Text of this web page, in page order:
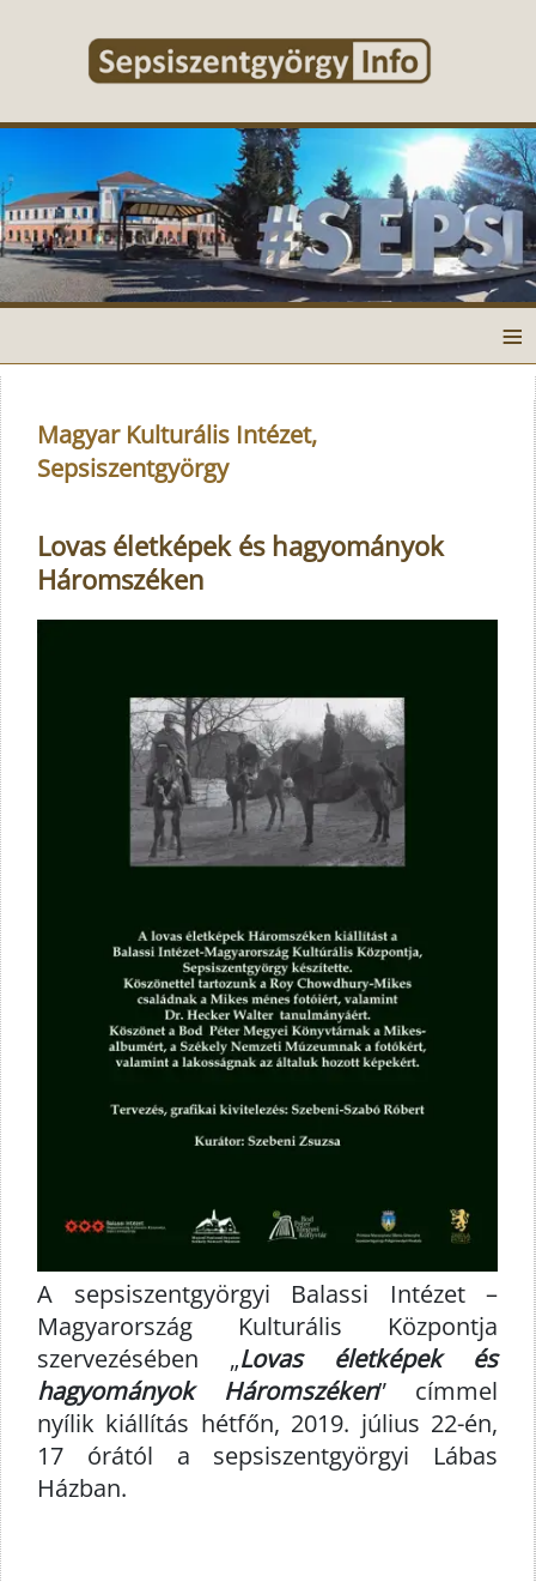
≡
Magyar Kulturális Intézet,
Sepsiszentgyörgy
Lovas életképek és hagyományok
Háromszéken
A sepsiszentgyörgyi Balassi Intézet –
Magyarország Kulturális Központja
szervezésében „Lovas életképek és
hagyományok Háromszéken” címmel
nyílik kiállítás hétfőn, 2019. július 22-én,
17 órától a sepsiszentgyörgyi Lábas
Házban.